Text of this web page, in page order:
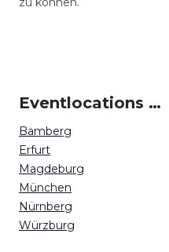
Eventlocations um Fürth
Bamberg
Erfurt
Magdeburg
München
Nürnberg
Würzburg